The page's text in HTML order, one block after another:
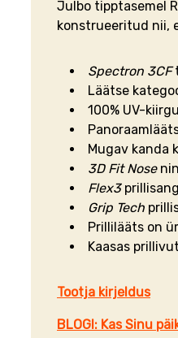
Julbo tipptasemel
konstrueeritud nii,
Spectron 3CF
Läätse
100% UV-
Mugav kanda
3D Fit Nose
Flex3
Grip Tech
Prillilääts on
Kaasas
Tootja kirjeldus
BLOGI: Kas Sinu